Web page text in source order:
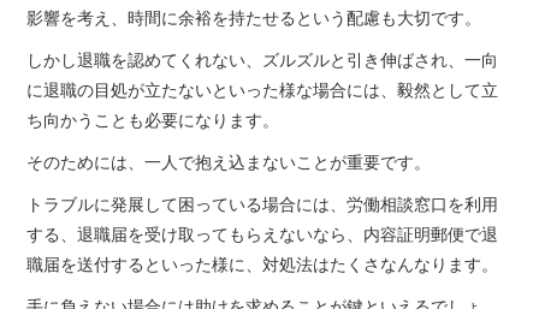
影響を考え、時間に余裕を持たせるという配慮も大切です。
しかし退職を認めてくれない、ズルズルと引き伸ばされ、一向
に退職の目処が立たないといった様な場合には、毅然として立
ち向かうことも必要になります。
そのためには、一人で抱え込まないことが重要です。
トラブルに発展して困っている場合には、労働相談窓口を利用
する、退職届を受け取ってもらえないなら、内容証明郵便で退
職届を送付するといった様に、対処法はたくさなんなります。